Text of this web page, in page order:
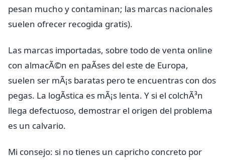
pesan mucho y contaminan; las marcas nacionales
suelen ofrecer recogida gratis).
Las marcas importadas, sobre todo de venta online
con almacÃ©n en paÃ­ses del este de Europa,
suelen ser mÃ¡s baratas pero te encuentras con dos
pegas. La logÃ­stica es mÃ¡s lenta. Y si el colchÃ³n
llega defectuoso, demostrar el origen del problema
es un calvario.
Mi consejo: si no tienes un capricho concreto por